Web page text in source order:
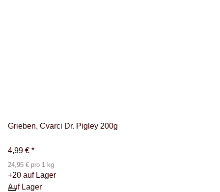
Grieben, Cvarci Dr. Pigley 200g
4,99 € *
24,95 € pro 1 kg
+20 auf Lager
Auf Lager